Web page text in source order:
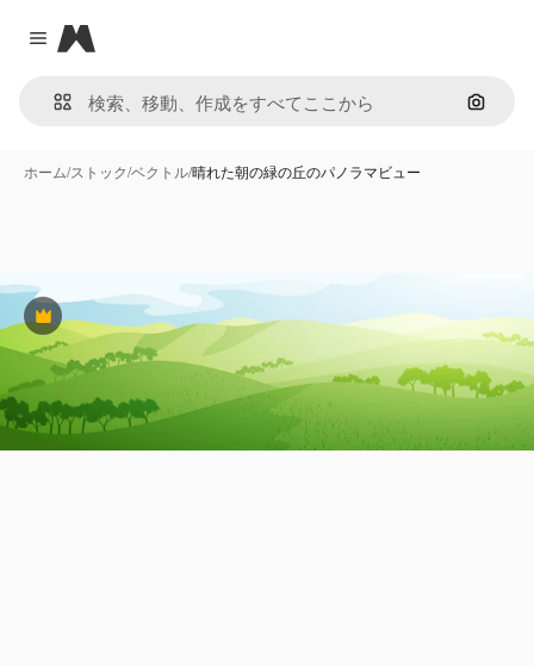
Close menu
Magnific
画像で
ホーム/ストック/ベクトル/晴れた朝の緑の丘のパノラマビュー
Premium